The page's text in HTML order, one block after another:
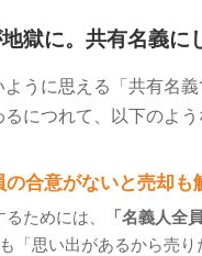
獄に。共有名義に
うに思える「共有名
につれて、以下のよう
の合意がないと売却も
ためには、 「名義人全
「思い出があるから売